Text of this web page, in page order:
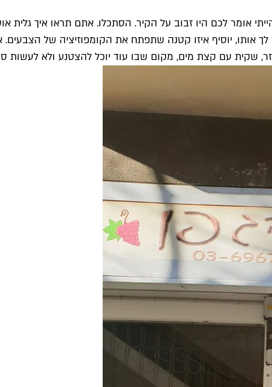
אומר לכם היו זבוב על הקיר. הסתכלו. אתם תראו איך
אותו, יוסיף איזו קטנה שתפתח את הקומפוזיציה של הצבעים.
שקית עם קצת מים, מקום שבו עוד יוכל להצטנע ולא לעשות